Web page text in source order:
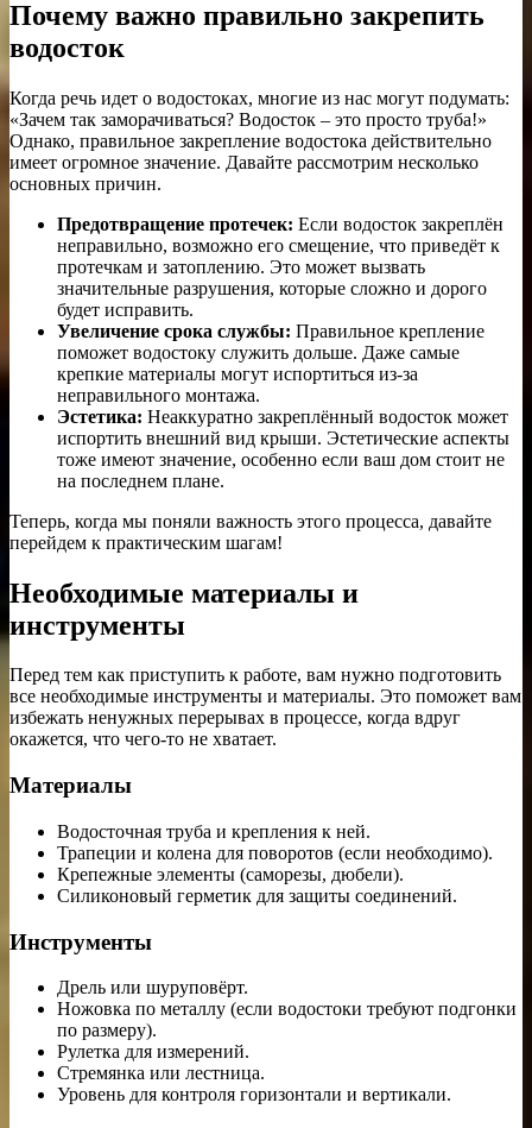
Почему важно правильно закрепить
водосток
Когда речь идет о водостоках, многие из нас могут подумать:
«Зачем так заморачиваться? Водосток – это просто труба!»
Однако, правильное закрепление водостока действительно
имеет огромное значение. Давайте рассмотрим несколько
основных причин.
Предотвращение протечек: Если водосток закреплён
неправильно, возможно его смещение, что приведёт к
протечкам и затоплению. Это может вызвать
значительные разрушения, которые сложно и дорого
будет исправить.
Увеличение срока службы: Правильное крепление
поможет водостоку служить дольше. Даже самые
крепкие материалы могут испортиться из-за
неправильного монтажа.
Эстетика: Неаккуратно закреплённый водосток может
испортить внешний вид крыши. Эстетические аспекты
тоже имеют значение, особенно если ваш дом стоит не
на последнем плане.
Теперь, когда мы поняли важность этого процесса, давайте
перейдем к практическим шагам!
Необходимые материалы и
инструменты
Перед тем как приступить к работе, вам нужно подготовить
все необходимые инструменты и материалы. Это поможет вам
избежать ненужных перерывах в процессе, когда вдруг
окажется, что чего-то не хватает.
Материалы
Водосточная труба и крепления к ней.
Трапеции и колена для поворотов (если необходимо).
Крепежные элементы (саморезы, дюбели).
Силиконовый герметик для защиты соединений.
Инструменты
Дрель или шуруповёрт.
Ножовка по металлу (если водостоки требуют подгонки
по размеру).
Рулетка для измерений.
Стремянка или лестница.
Уровень для контроля горизонтали и вертикали.